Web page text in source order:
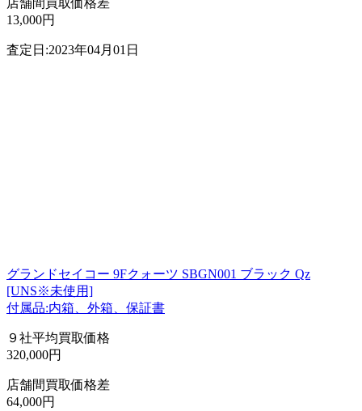
13,000円
査定日:2023年04月01日
グランドセイコー 9Fクォーツ SBGN001 ブラック Qz
[UNS※未使用]
付属品:内箱、外箱、保証書
９社平均買取価格
320,000円
店舗間買取価格差
64,000円